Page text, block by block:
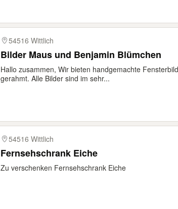
54516 Wittlich
Bilder Maus und Benjamin Blümchen
Hallo zusammen, Wir bieten handgemachte
gerahmt. Alle Bilder sind im sehr...
54516 Wittlich
Fernsehschrank Eiche
Zu verschenken Fernsehschrank Eiche